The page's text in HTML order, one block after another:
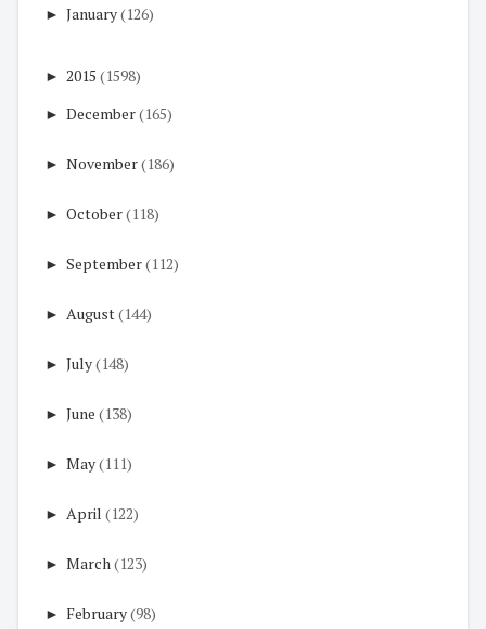
► January(126)
► 2015 (1598)
► December(165)
► November(186)
► October(118)
► September(112)
► August(144)
► July(148)
► June (138)
► May(111)
► April (122)
► March(123)
► February(98)